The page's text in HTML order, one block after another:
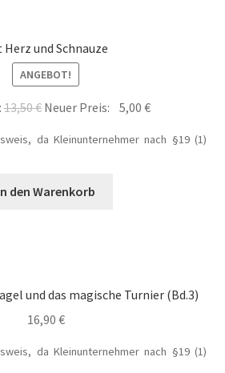
gesucht
Unten
gestohlenen Magie
Herz und Schnauze
ANGEBOT!
13,50€ Ursprünglicher
war:
Neuer Preis: 5,00€Aktueller
ist:
da Kleinunternehmer nach §19 (1)
den Warenkorb
und das magische Turnier (Bd.3)
16,90 €
da Kleinunternehmer nach §19 (1)